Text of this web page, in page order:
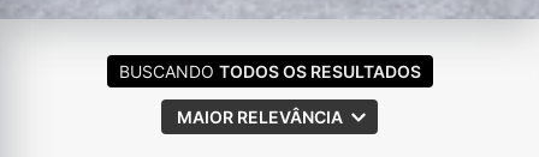
BUSCANDO TODOS OS RESULTADOS
MAIOR RELEVÂNCIA